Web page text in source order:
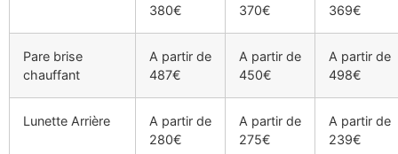
380€
370€
369€
Pare brise
chauffant
A partir de
487€
A partir de
450€
A partir de
498€
Lunette Arrière
A partir de
280€
A partir de
275€
A partir de
239€